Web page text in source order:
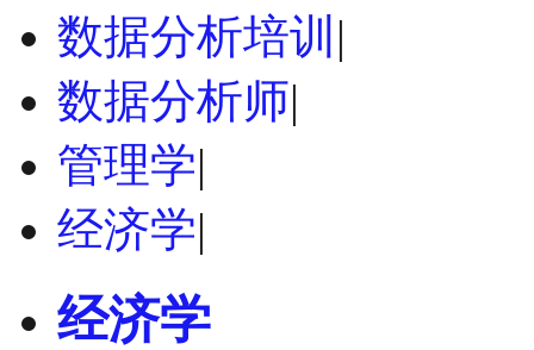
数据分析培训 |
数据分析师|
管理学|
经济学|
经济学